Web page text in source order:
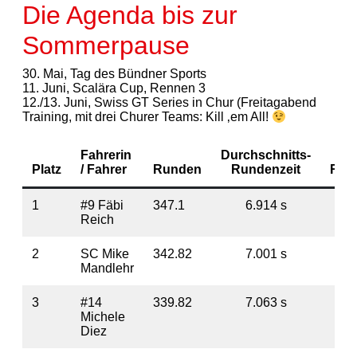
Die Agenda bis zur
Sommerpause
30. Mai, Tag des Bündner Sports
11. Juni, Scalära Cup, Rennen 3
12./13. Juni, Swiss GT Series in Chur (Freitagabend
Training, mit drei Churer Teams: Kill ‚em All!
Platz
Fahrerin
/ Fahrer
Runden
Durchschnitts-
Rundenzeit
1
#9 Fäbi
Reich
347.1 6.914 s
2
SC Mike
Mandlehr
342.82 7.001 s
3
#14
Michele
Diez
339.82 7.063 s